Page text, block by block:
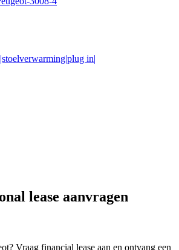
in|
lease aanvragen
Vraag financial lease aan en ontvang een